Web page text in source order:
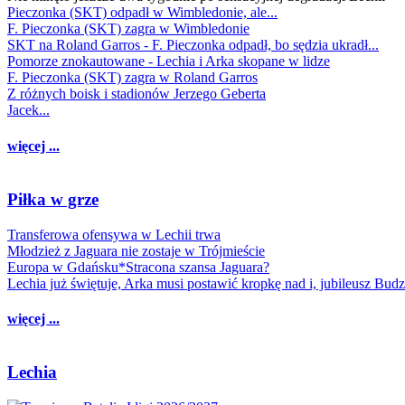
Pieczonka (SKT) odpadł w Wimbledonie, ale...
F. Pieczonka (SKT) zagra w Wimbledonie
SKT na Roland Garros - F. Pieczonka odpadł, bo sędzia ukradł...
Pomorze znokautowane - Lechia i Arka skopane w lidze
F. Pieczonka (SKT) zagra w Roland Garros
Z różnych boisk i stadionów Jerzego Geberta
Jacek...
więcej ...
Piłka w grze
Transferowa ofensywa w Lechii trwa
Młodzież z Jaguara nie zostaje w Trójmieście
Europa w Gdańsku*Stracona szansa Jaguara?
Lechia już świętuje, Arka musi postawić kropkę nad i, jubileusz
więcej ...
Lechia